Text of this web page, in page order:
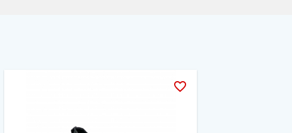
favorite_border